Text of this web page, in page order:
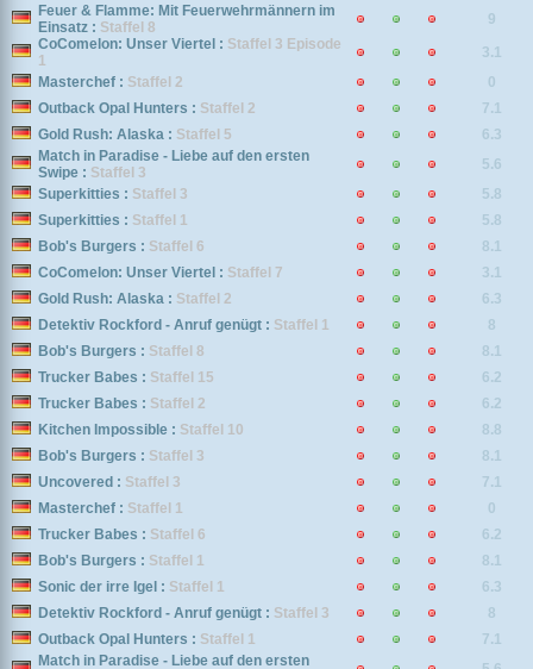
Feuer & Flamme: Mit Feuerwehrmännern im
Einsatz : Staffel 8
9
CoComelon: Unser Viertel : Staffel 3 Episode
1
3.1
Masterchef : Staffel 2
0
Outback Opal Hunters : Staffel 2
7.1
Gold Rush: Alaska : Staffel 5
6.3
Match in Paradise - Liebe auf den ersten
Swipe : Staffel 3
5.6
Superkitties : Staffel 3
5.8
Superkitties : Staffel 1
5.8
Bob's Burgers : Staffel 6
8.1
CoComelon: Unser Viertel : Staffel 7
3.1
Gold Rush: Alaska : Staffel 2
6.3
Detektiv Rockford - Anruf genügt : Staffel 1
8
Bob's Burgers : Staffel 8
8.1
Trucker Babes : Staffel 15
6.2
Trucker Babes : Staffel 2
6.2
Kitchen Impossible : Staffel 10
8.8
Bob's Burgers : Staffel 3
8.1
Uncovered : Staffel 3
7.1
Masterchef : Staffel 1
0
Trucker Babes : Staffel 6
6.2
Bob's Burgers : Staffel 1
8.1
Sonic der irre Igel : Staffel 1
6.3
Detektiv Rockford - Anruf genügt : Staffel 3
8
Outback Opal Hunters : Staffel 1
7.1
Match in Paradise - Liebe auf den ersten